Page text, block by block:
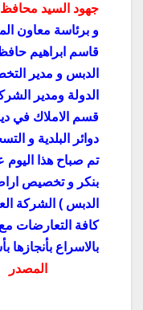
جهود السيد
و برئاسة معاون
قاسم ابراهيم
الدبس و مدير
الدولة ومدير
قسم الاملاك في
دوائر البلدية و
بنكر و تخصيص
الدبس ) الشركة
كافة التعارضات مع
بالاسراع
المصدر